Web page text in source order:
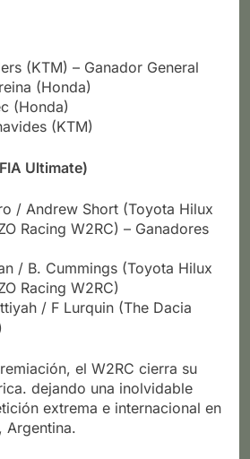
(KTM) – Ganador General
(Honda)
(Honda)
(KTM)
Ultimate)
/ Andrew Short (Toyota Hilux
Racing W2RC) – Ganadores
/ B. Cummings (Toyota Hilux
Racing W2RC)
/ F Lurquin (The Dacia
el W2RC cierra su
dejando una inolvidable
extrema e internacional en
Argentina.